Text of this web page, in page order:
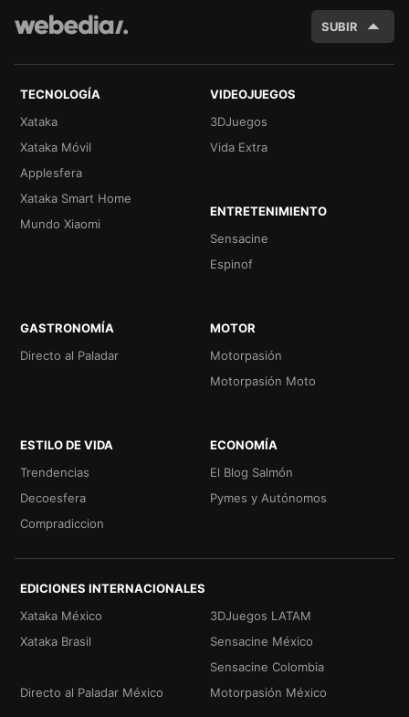
SUBIR
TECNOLOGÍA
Xataka
Xataka Móvil
Applesfera
Xataka Smart Home
Mundo Xiaomi
VIDEOJUEGOS
3DJuegos
Vida Extra
ENTRETENIMIENTO
Sensacine
Espinof
GASTRONOMÍA
Directo al Paladar
MOTOR
Motorpasión
Motorpasión Moto
ESTILO DE VIDA
Trendencias
Decoesfera
Compradiccion
ECONOMÍA
El Blog Salmón
Pymes y Autónomos
EDICIONES INTERNACIONALES
Xataka México
Xataka Brasil
3DJuegos LATAM
Sensacine México
Sensacine Colombia
Directo al Paladar México
Motorpasión México